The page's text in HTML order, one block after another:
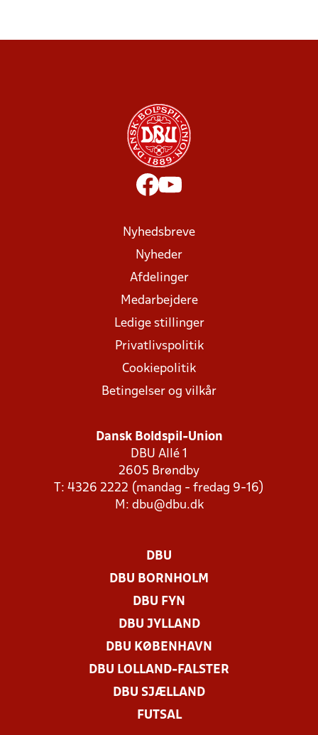
Nyhedsbreve
Nyheder
Afdelinger
Medarbejdere
Ledige stillinger
Privatlivspolitik
Cookiepolitik
Betingelser og vilkår
Dansk Boldspil-Union
DBU Allé 1
2605 Brøndby
T: 4326 2222 (mandag - fredag 9-16)
M: dbu@dbu.dk
DBU
DBU BORNHOLM
DBU FYN
DBU JYLLAND
DBU KØBENHAVN
DBU LOLLAND-FALSTER
DBU SJÆLLAND
FUTSAL